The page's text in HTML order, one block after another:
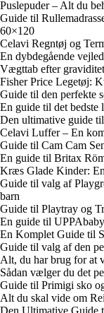
Puslepuder – Alt du
Guide til
60×120
Celavi Regntøj og
En dybdegående
Vægttab efter
Fisher Price Legetøj:
Guide til den perfekte
En guide til det bedste
Den ultimative guide
Celavi Luffer – En
Guide til Cam Cam
En guide til Britax
Kræs Glade Kinder:
Guide til valg af
barn
Guide til Playtray og
En guide til
En Komplet Guide til
Guide til valg af den
Alt, du har brug for at
Sådan vælger du det
Guide til Primigi sko
Alt du skal vide om
Den Ultimative Guide